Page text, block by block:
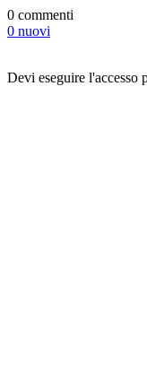
0 commenti
0 nuovi
Devi eseguire l'accesso